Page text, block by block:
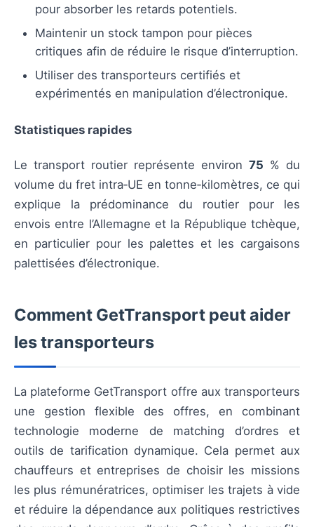
pour absorber les retards potentiels.
Maintenir un stock tampon pour pièces
critiques afin de réduire le risque d’interruption.
Utiliser des transporteurs certifiés et
expérimentés en manipulation d’électronique.
Statistiques rapides
Le transport routier représente environ 75 % du
volume du fret intra‑UE en tonne‑kilomètres, ce qui
explique la prédominance du routier pour les
envois entre l’Allemagne et la République tchèque,
en particulier pour les palettes et les cargaisons
palettisées d’électronique.
Comment GetTransport peut aider
les transporteurs
La plateforme GetTransport offre aux transporteurs
une gestion flexible des offres, en combinant
technologie moderne de matching d’ordres et
outils de tarification dynamique. Cela permet aux
chauffeurs et entreprises de choisir les missions
les plus rémunératrices, optimiser les trajets à vide
et réduire la dépendance aux politiques restrictives